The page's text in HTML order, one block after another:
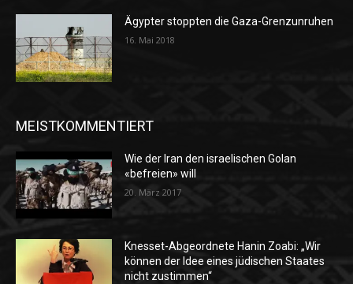
Ägypter stoppten die Gaza-Grenzunruhen
16. Mai 2018
MEISTKOMMENTIERT
Wie der Iran den israelischen Golan
«befreien» will
20. März 2017
Knesset-Abgeordnete Hanin Zoabi: „Wir
können der Idee eines jüdischen Staates
nicht zustimmen“